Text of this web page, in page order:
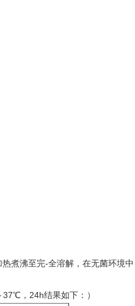
煮沸至完-全溶解，在无菌环境
37℃，24h结果如下：）